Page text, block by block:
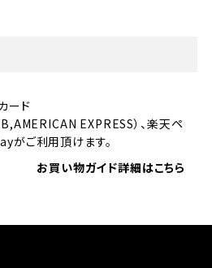
ード
EXPRESS）、楽天ペ
がご利用頂けます。
お買い物ガイド詳細はこちら